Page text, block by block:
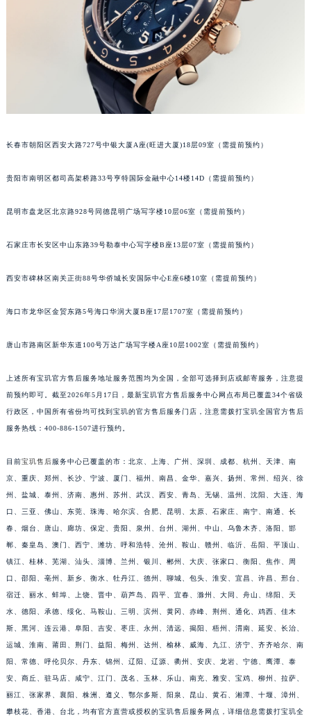
长春市朝阳区西安大路727号中银大厦A座(旺进大厦)18层09室（需提前预约）
贵阳市南明区都司高架桥路33号亨特国际金融中心14楼14D（需提前预约）
昆明市盘龙区北京路928号同德昆明广场写字楼10层06室（需提前预约）
石家庄市长安区中山东路39号勒泰中心写字楼B座13层07室（需提前预约）
西安市碑林区南关正街88号华侨城长安国际中心E座6楼10室（需提前预约）
海口市龙华区金贸东路5号海口华润大厦B座17层1707室（需提前预约）
唐山市路南区新华东道100号万达广场写字楼A座10层1002室（需提前预约）
上述所有宝玑官方售后服务地址服务范围均为全国，全部可选择到店或邮寄服务，注意提
前预约即可。截至2026年5月17日，最新宝玑官方售后服务中心网点布局已覆盖34个省级
行政区，中国所有省份均可找到宝玑的官方售后服务门店，注意需拨打宝玑全国官方售后
服务热线：400-886-1507进行预约。
目前宝玑售后服务中心已覆盖的市：北京、上海、广州、深圳、成都、杭州、天津、南
京、重庆、郑州、长沙、宁波、厦门、福州、南昌、金华、嘉兴、扬州、常州、绍兴、徐
州、盐城、泰州、济南、惠州、苏州、武汉、西安、青岛、无锡、温州、沈阳、大连、海
口、三亚、佛山、东莞、珠海、哈尔滨、合肥、昆明、太原、石家庄、南宁、南通、长
春、烟台、唐山、廊坊、保定、贵阳、泉州、台州、湖州、中山、乌鲁木齐、洛阳、邯
郸、秦皇岛、澳门、西宁、潍坊、呼和浩特、沧州、鞍山、赣州、临沂、岳阳、平顶山、
镇江、桂林、芜湖、汕头、淄博、兰州、银川、郴州、大庆、张家口、衡阳、焦作、周
口、邵阳、亳州、新乡、衡水、牡丹江、德州、聊城、包头、淮安、宜昌、许昌、邢台、
宿迁、丽水、蚌埠、上饶、晋中、葫芦岛、四平、宜春、滁州、大同、舟山、绵阳、天
水、德阳、承德、绥化、马鞍山、三明、滨州、黄冈、赤峰、荆州、通化、鸡西、佳木
斯、黑河、连云港、阜阳、吉安、枣庄、永州、清远、揭阳、梧州、渭南、延安、长治、
运城、淮南、莆田、荆门、益阳、梅州、达州、榆林、威海、九江、济宁、齐齐哈尔、南
阳、常德、呼伦贝尔、丹东、锦州、辽阳、辽源、衢州、安庆、龙岩、宁德、鹰潭、泰
安、商丘、驻马店、咸宁、江门、茂名、玉林、乐山、南充、雅安、宝鸡、柳州、拉萨、
丽江、张家界、襄阳、株洲、遵义、鄂尔多斯、阳泉、昆山、黄石、湘潭、十堰、漳州、
攀枝花、香港、台北，均有官方直营或授权的宝玑售后服务网点，详细信息需拨打宝玑全